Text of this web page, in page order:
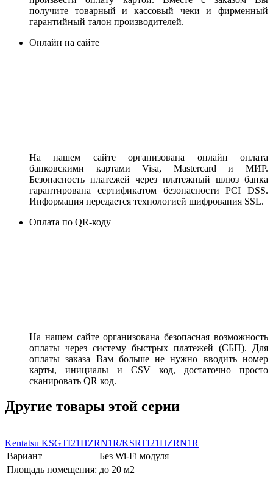
получите товарный и кассовый чеки и фирменный
гарантийный талон производителей.
Онлайн на сайте
На нашем сайте организована онлайн оплата
банковскими картами Visa, Mastercard и МИР.
Безопасность платежей через платежный шлюз банка
гарантирована сертификатом безопасности PCI DSS.
Информация передается технологией шифрования SSL.
Оплата по QR-коду
На нашем сайте организована безопасная возможность
оплаты через систему быстрых платежей (СБП). Для
оплаты заказа Вам больше не нужно вводить номер
карты, инициалы и CSV код, достаточно просто
сканировать QR код.
Другие товары этой серии
Kentatsu KSGTI21HZRN1R/KSRTI21HZRN1R
Вариант
Без Wi-Fi модуля
Площадь помещения: до 20 м2